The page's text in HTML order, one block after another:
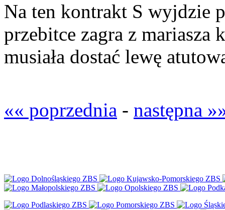
Na ten kontrakt S wyjdzie
przebitce zagra z mariasza
musiała dostać lewę
«« poprzednia - następna